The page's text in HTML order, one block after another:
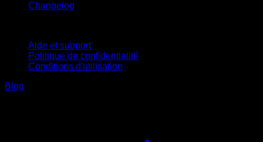
Changelog
Aide et support
Politique de confidentialité
Conditions d'utilisation
Blog